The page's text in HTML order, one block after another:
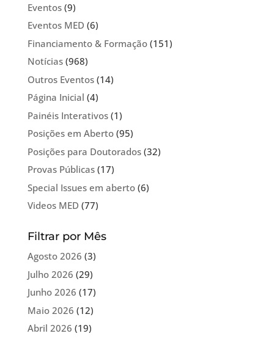
Eventos(9)
Eventos MED (6)
Financiamento & Formação(151)
Notícias(968)
Outros Eventos(14)
Página Inicial (4)
Painéis Interativos(1)
Posições em Aberto(95)
Posições para Doutorados(32)
Provas Públicas(17)
Special Issues em aberto(6)
Videos MED (77)
Filtrar por Mês
Agosto 2026 (3)
Julho 2026 (29)
Junho 2026 (17)
Maio 2026 (12)
Abril 2026 (19)